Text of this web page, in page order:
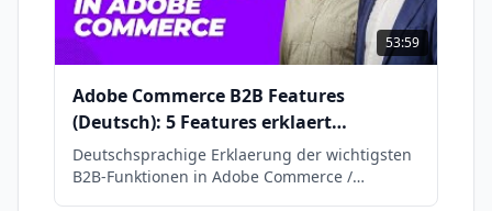
53:59
Adobe Commerce B2B Features
(Deutsch): 5 Features erklaert
(Magento Shop)
Deutschsprachige Erklaerung der wichtigsten
B2B-Funktionen in Adobe Commerce /